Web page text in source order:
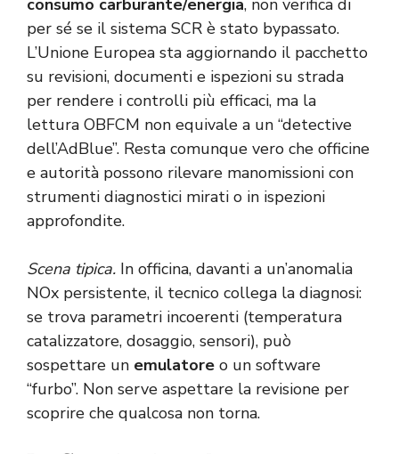
consumo carburante/energia, non verifica di
per sé se il sistema SCR è stato bypassato.
L’Unione Europea sta aggiornando il pacchetto
su revisioni, documenti e ispezioni su strada
per rendere i controlli più efficaci, ma la
lettura OBFCM non equivale a un “detective
dell’AdBlue”. Resta comunque vero che officine
e autorità possono rilevare manomissioni con
strumenti diagnostici mirati o in ispezioni
approfondite.
Scena tipica. In officina, davanti a un’anomalia
NOx persistente, il tecnico collega la diagnosi:
se trova parametri incoerenti (temperatura
catalizzatore, dosaggio, sensori), può
sospettare un emulatore o un software
“furbo”. Non serve aspettare la revisione per
scoprire che qualcosa non torna.